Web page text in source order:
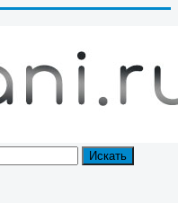
Искать